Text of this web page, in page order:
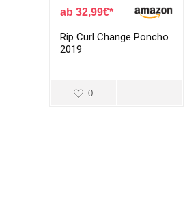
32,99€
Rip Curl Change Poncho
2019
0